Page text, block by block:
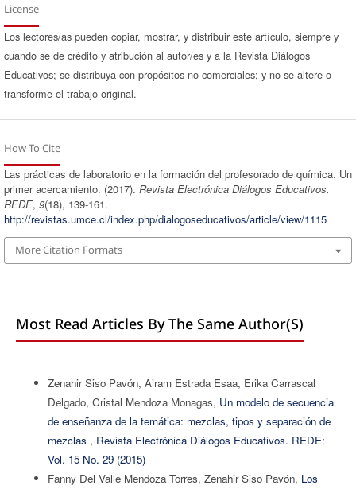
License
Los lectores/as pueden copiar, mostrar, y distribuir este artículo, siempre y
cuando se de crédito y atribución al autor/es y a la Revista Diálogos
Educativos; se distribuya con propósitos no-comerciales; y no se altere o
transforme el trabajo original.
How To Cite
Las prácticas de laboratorio en la formación del profesorado de química. Un
primer acercamiento. (2017). Revista Electrónica Diálogos Educativos.
REDE, 9(18), 139-161.
http://revistas.umce.cl/index.php/dialogoseducativos/article/view/1115
More Citation Formats
Most Read Articles By The Same Author(s)
Zenahir Siso Pavón, Airam Estrada Esaa, Erika Carrascal
Delgado, Cristal Mendoza Monagas, Un modelo de secuencia
de enseñanza de la temática: mezclas, tipos y separación de
mezclas , Revista Electrónica Diálogos Educativos. REDE:
Vol. 15 No. 29 (2015)
Fanny Del Valle Mendoza Torres, Zenahir Siso Pavón, Los